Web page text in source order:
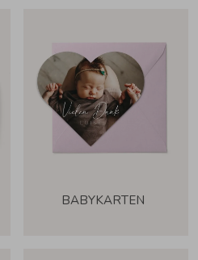
BABYKARTEN